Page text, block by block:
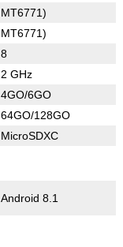
MT6771)
MT6771)
8
2 GHz
4GO/6GO
64GO/128GO
MicroSDXC
Android 8.1